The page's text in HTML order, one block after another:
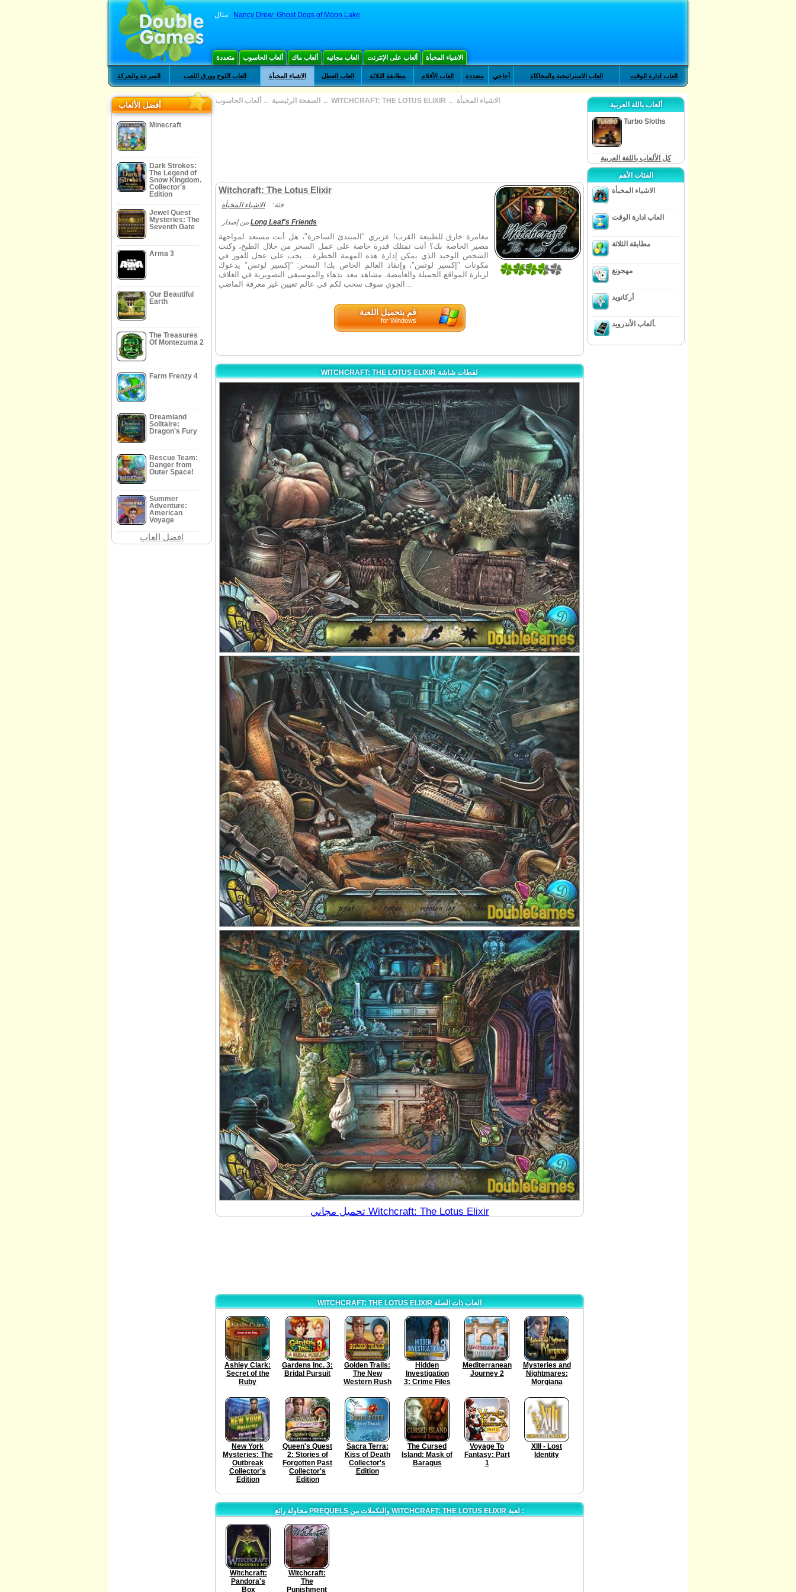
مثال: Nancy Drew: Ghost Dogs of Moon Lake
متعددة ألعاب الحاسوب ألعاب ماك العاب مجانيه ألعاب على الإنترنت الاشياء المخبأة
السرعة والحركة العاب اللوح وورق اللعب الاشياء المخبأة العاب العطل مطابقة الثلاثة العاب الأفلام متعددة أحاجي العاب الاستراتيجية والمحاكاة العاب ادارة الوقت
أفضل الألعاب
Minecraft
Dark Strokes:
The Legend of
Snow Kingdom.
Collector's
Edition
Jewel Quest
Mysteries: The
Seventh Gate
Arma 3
Our Beautiful
Earth
The Treasures
Of Montezuma 2
Farm Frenzy 4
Dreamland
Solitaire:
Dragon's Fury
Rescue Team:
Danger from
Outer Space!
Summer
Adventure:
American
Voyage
افضل العاب
الصفحة الرئيسية ← ألعاب الحاسوب ← WITCHCRAFT: THE LOTUS ELIXIR ← الاشياء المخبأة
3.25
Witchcraft: The Lotus Elixir
فئة: الاشياء المخبأة
Long Leaf's Friends
مغامرة خارق للطبيعة القرب! عزيزي "المبتدئ الساحرة"، هل أنت مستعد لمواجهة
مصير الخاصة بك؟ أنت تمتلك قدرة خاصة على عمل السحر من خلال الطبخ، وكنت
الشخص الوحيد الذي يمكن إدارة هذه المهمة الخطرة... يجب على عجل للفوز في
مكونات "إكسير لوتس"، وإنقاذ العالم الخاص بك! السحر: "إكسير لوتس" يدعوك
لزيارة المواقع الجميلة والغامضة. مشاهد معد بدهاء والموسيقى التصويرية في الغلاف
الجوي سوف سحب لكم في عالم تعيين غير معرفة الماضي...
قم بتحميل اللعبة
for Windows
WITCHCRAFT: THE LOTUS ELIXIR لقطات شاشة
تحميل مجاني Witchcraft: The Lotus Elixir
WITCHCRAFT: THE LOTUS ELIXIR العاب ذات الصلة
Ashley Clark:
Secret of the
Ruby
Gardens Inc. 3:
Bridal Pursuit
Golden Trails:
The New
Western Rush
Hidden
Investigation
3: Crime Files
Mediterranean
Journey 2
Mysteries and
Nightmares:
Morgiana
New York
Mysteries: The
Outbreak
Collector's
Edition
Queen's Quest
2: Stories of
Forgotten Past
Collector's
Edition
Sacra Terra:
Kiss of Death
Collector's
Edition
The Cursed
Island: Mask of
Baragus
Voyage To
Fantasy: Part
1
XIII - Lost
Identity
محاولة رائع PREQUELS والتكملات من WITCHCRAFT: THE LOTUS ELIXIR لعبة :
Witchcraft:
Pandora's
Box
Witchcraft:
The
Punishment
ألعاب باللة العربية
Turbo Sloths
كل الألعاب باللغة العربية
الفئات الأهم
الاشياء المخبأة
العاب ادارة الوقت
مطابقة الثلاثة
مهجونغ
أركانويد
ألعاب الأندرويد.